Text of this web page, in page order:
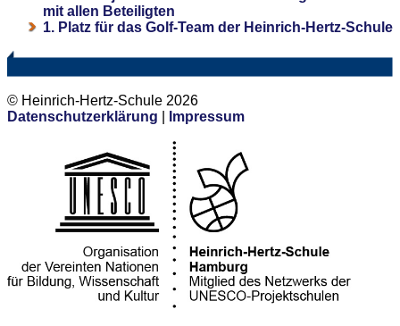
mit allen Beteiligten
1. Platz für das Golf-Team der Heinrich-Hertz-Schule
© Heinrich-Hertz-Schule 2026
Datenschutzerklärung
Impressum